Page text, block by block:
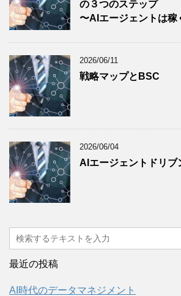
の３つのステップ
〜AIエージェントは稼
2026/06/11
戦略マップとBSC
2026/06/04
AIエージェントドリブ
最近の投稿
AI時代のデータマネジメント